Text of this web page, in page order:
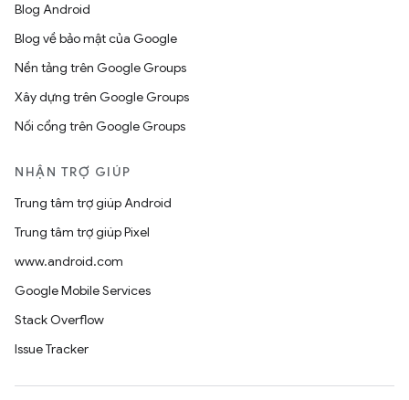
Blog Android
Blog về bảo mật của Google
Nền tảng trên Google Groups
Xây dựng trên Google Groups
Nối cổng trên Google Groups
NHẬN TRỢ GIÚP
Trung tâm trợ giúp Android
Trung tâm trợ giúp Pixel
www.android.com
Google Mobile Services
Stack Overflow
Issue Tracker